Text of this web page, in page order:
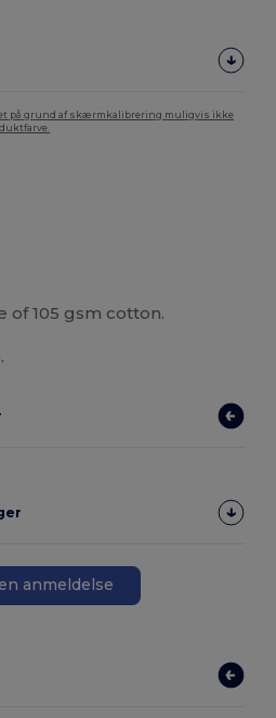
på grund af skærmkalibrering muligvis ikke
of 105 gsm cotton.
anmeldelse